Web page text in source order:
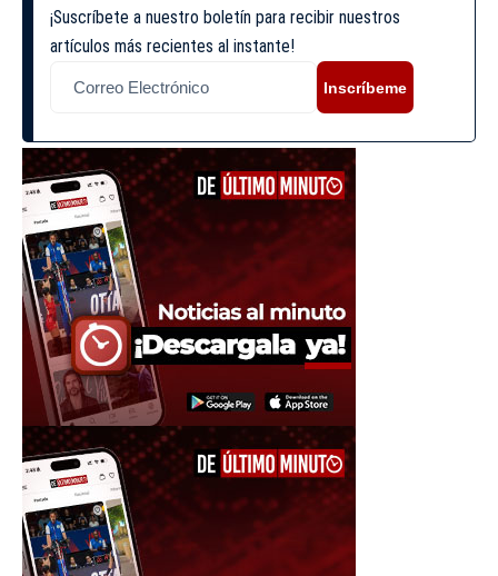
¡Suscríbete a nuestro boletín para recibir nuestros
artículos más recientes al instante!
Inscríbeme